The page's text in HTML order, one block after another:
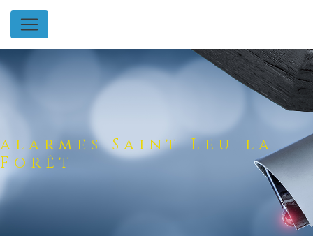
Panneau de gestion des cookies
alarmes Saint-Leu-la-
Forêt